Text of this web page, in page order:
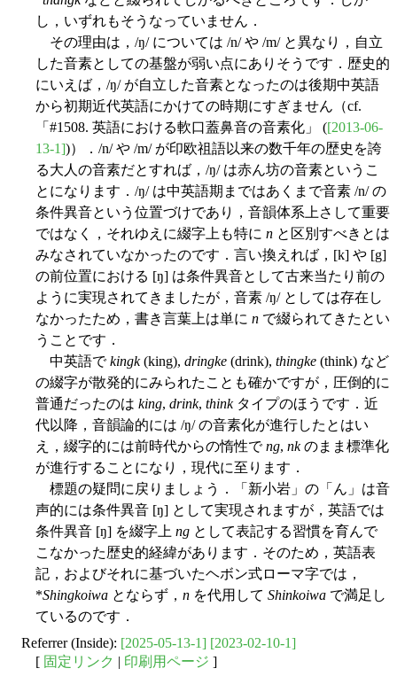
し，いずれもそうなっていません．
その理由は，/ŋ/ については /n/ や /m/ と異なり，自立
した音素としての基盤が弱い点にありそうです．歴史的
にいえば，/ŋ/ が自立した音素となったのは後期中英語
から初期近代英語にかけての時期にすぎません（cf.
「#1508. 英語における軟口蓋鼻音の音素化」 ([2013-06-
13-1])）．/n/ や /m/ が印欧祖語以来の数千年の歴史を誇
る大人の音素だとすれば，/ŋ/ は赤ん坊の音素というこ
とになります．/ŋ/ は中英語期まではあくまで音素 /n/ の
条件異音という位置づけであり，音韻体系上さして重要
ではなく，それゆえに綴字上も特に n と区別すべきとは
みなされていなかったのです．言い換えれば，[k] や [g]
の前位置における [ŋ] は条件異音として古来当たり前の
ように実現されてきましたが，音素 /ŋ/ としては存在し
なかったため，書き言葉上は単に n で綴られてきたとい
うことです．
中英語でkingk(king), dringke (drink), thingke (think) など
の綴字が散発的にみられたことも確かですが，圧倒的に
普通だったのは king, drink, thinkタイプのほうです．近
代以降，音韻論的には /ŋ/ の音素化が進行したとはい
え，綴字的には前時代からの惰性でng, nkのまま標準化
が進行することになり，現代に至ります．
標題の疑問に戻りましょう．「新小岩」の「ん」は音
声的には条件異音 [ŋ] として実現されますが，英語では
条件異音 [ŋ] を綴字上 ng として表記する習慣を育んで
こなかった歴史的経緯があります．そのため，英語表
記，およびそれに基づいたヘボン式ローマ字では，
*Shingkoiwa とならず， n を代用して Shinkoiwa で満足し
ているのです．
Referrer (Inside): [2025-05-13-1] [2023-02-10-1]
[ 固定リンク | 印刷用ページ ]